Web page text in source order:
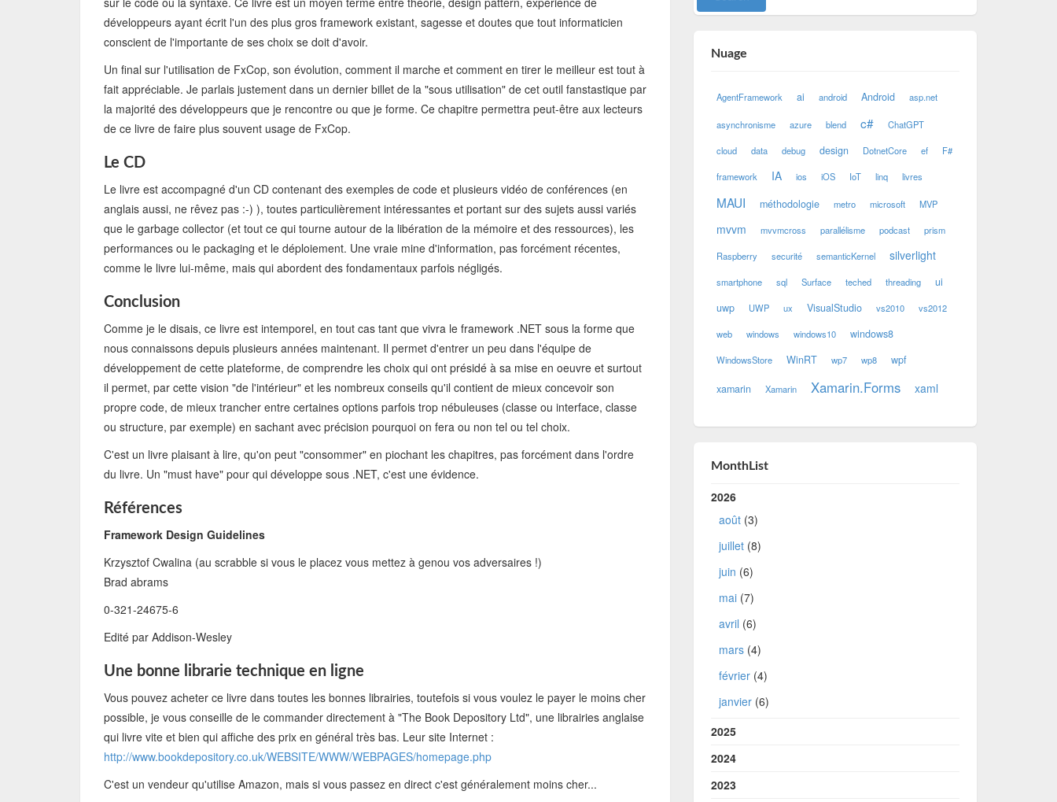
développeurs ayant écrit l'un des plus gros framework existant, sagesse et doutes que tout informaticien
conscient de l'importante de ses choix se doit d'avoir.
Un final sur l'utilisation de FxCop, son évolution, comment il marche et comment en tirer le meilleur est tout à
fait appréciable. Je parlais justement dans un dernier billet de la "sous utilisation" de cet outil fanstastique par
la majorité des développeurs que je rencontre ou que je forme. Ce chapitre permettra peut-être aux lecteurs
de ce livre de faire plus souvent usage de FxCop.
Le CD
Le livre est accompagné d'un CD contenant des exemples de code et plusieurs vidéo de conférences (en
anglais aussi, ne rêvez pas :-) ), toutes particulièrement intéressantes et portant sur des sujets aussi variés
que le garbage collector (et tout ce qui tourne autour de la libération de la mémoire et des ressources), les
performances ou le packaging et le déploiement. Une vraie mine d'information, pas forcément récentes,
comme le livre lui-même, mais qui abordent des fondamentaux parfois négligés.
Conclusion
Comme je le disais, ce livre est intemporel, en tout cas tant que vivra le framework .NET sous la forme que
nous connaissons depuis plusieurs années maintenant. Il permet d'entrer un peu dans l'équipe de
développement de cette plateforme, de comprendre les choix qui ont présidé à sa mise en oeuvre et surtout
il permet, par cette vision "de l'intérieur" et les nombreux conseils qu'il contient de mieux concevoir son
propre code, de mieux trancher entre certaines options parfois trop nébuleuses (classe ou interface, classe
ou structure, par exemple) en sachant avec précision pourquoi on fera ou non tel ou tel choix.
C'est un livre plaisant à lire, qu'on peut "consommer" en piochant les chapitres, pas forcément dans l'ordre
du livre. Un "must have" pour qui développe sous .NET, c'est une évidence.
Références
Framework Design Guidelines
Krzysztof Cwalina (au scrabble si vous le placez vous mettez à genou vos adversaires !)
Brad abrams
0-321-24675-6
Edité par Addison-Wesley
Une bonne librarie technique en ligne
Vous pouvez acheter ce livre dans toutes les bonnes librairies, toutefois si vous voulez le payer le moins cher
possible, je vous conseille de le commander directement à "The Book Depository Ltd", une librairies anglaise
qui livre vite et bien qui affiche des prix en général très bas. Leur site Internet :
http://www.bookdepository.co.uk/WEBSITE/WWW/WEBPAGES/homepage.php
C'est un vendeur qu'utilise Amazon, mais si vous passez en direct c'est généralement moins cher...
Nuage
AgentFramework ai android Android asp.net
asynchronisme azure blend c# ChatGPT
cloud data debug design DotnetCore ef F#
framework IA ios iOS IoT linq livres
MAUI méthodologie metro microsoft MVP
mvvm mvvmcross parallélisme podcast prism
Raspberry securité semanticKernel silverlight
smartphone sql Surface teched threading
ui
uwp
UWP ux VisualStudio vs2010 vs2012
web windows windows10 windows8
WindowsStore WinRT wp7 wp8 wpf
xamarin Xamarin Xamarin.Forms xaml
MonthList
2026
août(3)
juillet(8)
juin (6)
mai(7)
avril (6)
mars(4)
février(4)
janvier(6)
2025
2024
2023